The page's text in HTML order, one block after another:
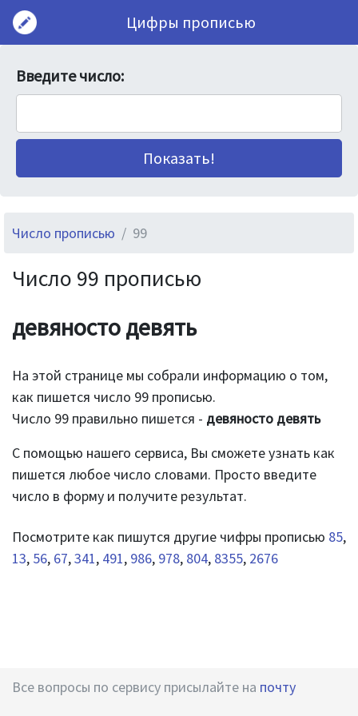
Цифры прописью
Введите число:
Число прописью 99
Число 99 прописью
девяносто девять
На этой странице мы собрали информацию о том,
как пишется число 99 прописью.
Число 99 правильно пишется - девяносто девять
С помощью нашего сервиса, Вы сможете узнать как
пишется любое число словами. Просто введите
число в форму и получите результат.
Посмотрите как пишутся другие чифры прописью 85,
13, 56, 67,341, 491, 986, 978, 804, 8355, 2676
Все вопросы по сервису присылайте на почту